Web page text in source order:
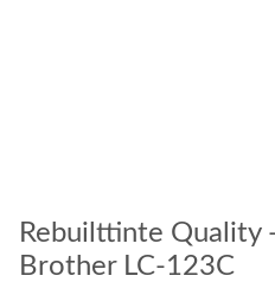
Rebuilttinte Quality
Brother LC-123C